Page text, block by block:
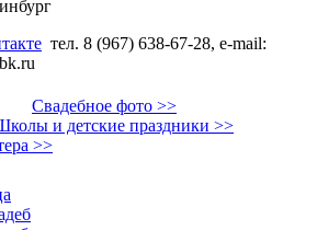
тел. 8 (967) 638-67-28, e-mail:
Свадебное фото >>
и детские праздники >>
>>